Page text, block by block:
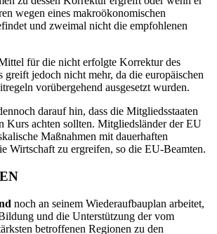
wegen eines makroökonomischen
und zweimal nicht die empfohlenen
für die nicht erfolgte Korrektur des
greift jedoch nicht mehr, da die europäischen
vorübergehend ausgesetzt wurden.
darauf hin, dass die Mitgliedsstaaten
Kurs achten sollten. Mitgliedsländer der EU
Maßnahmen mit dauerhaften
Wirtschaft zu ergreifen, so die EU-Beamten.
noch an seinem Wiederaufbauplan arbeitet,
und die Unterstützung der vom
betroffenen Regionen zu den